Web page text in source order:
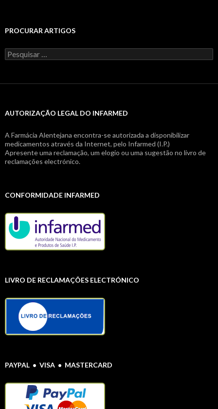
PROCURAR ARTIGOS
Pesquisar
por:
AUTORIZAÇÃO LEGAL DO INFARMED
A Farmácia Alentejana encontra-se autorizada a disponibilizar
medicamentos através da Internet, pelo Infarmed (I.P.)
Apresente uma reclamação, um elogio ou uma sugestão no livro de
reclamações electrónico.
CONFORMIDADE INFARMED
LIVRO DE RECLAMAÇÕES ELECTRÓNICO
PAYPAL • VISA • MASTERCARD